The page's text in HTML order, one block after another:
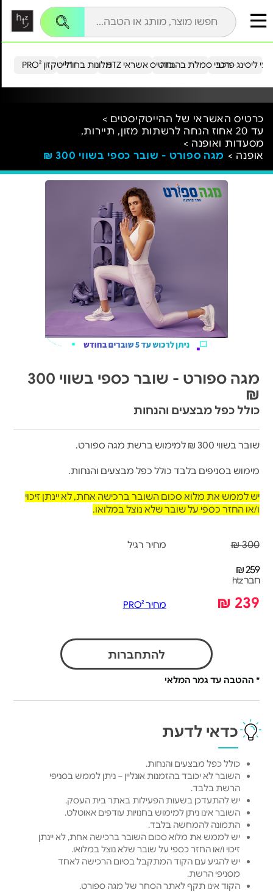
הייטקזון PRO²מלונות בחו"ל כרטיס אשראי HTZ ליסינג פרטירכבי סמלת בהנחה
כרטיס האשראי של ההייטקיסטים >
עד 20 אחוז הנחה לרשתות מזון, תיירות,
מסעדות ואופנה >
אופנה > מגה ספורט - שובר כספי בשווי 300 ₪
מגה ספורט - שובר כספי בשווי 300
₪
כולל כפל מבצעים והנחות
שובר בשווי 300 ₪ למימוש ברשת מגה ספורט.
מימוש בסניפים בלבד כולל כפל מבצעים והנחות.
יש לממש את מלוא סכום השובר ברכישה אחת, לא יינתן זיכוי
ו/או החזר כספי על שובר שלא נוצל במלואו.
300 ₪ מחיר רגיל
259 ₪
חבר htz
239 ₪ מחיר PRO²
להתחברות
* ההטבה עד גמר המלאי
כדאי לדעת
כולל כפל מבצעים והנחות.
השובר לא יכובד בהזמנות אונליין – ניתן לממש בסניפי
הרשת בלבד.
יש להתעדכן בשעות הפעילות באתר בית העסק.
השובר אינו ניתן למימוש בחנויות עודפים אאוטלט.
התמונה להמחשה בלבד.
יש לממש את מלוא סכום השובר ברכישה אחת, לא יינתן
זיכוי ו/או החזר כספי על שובר שלא נוצל במלואו.
יש להגיע עם הקוד המתקבל בסיום הרכישה לאחד
מסניפי הרשת.
הקוד אינו תקף לאתר הסחר של מגה ספורט.